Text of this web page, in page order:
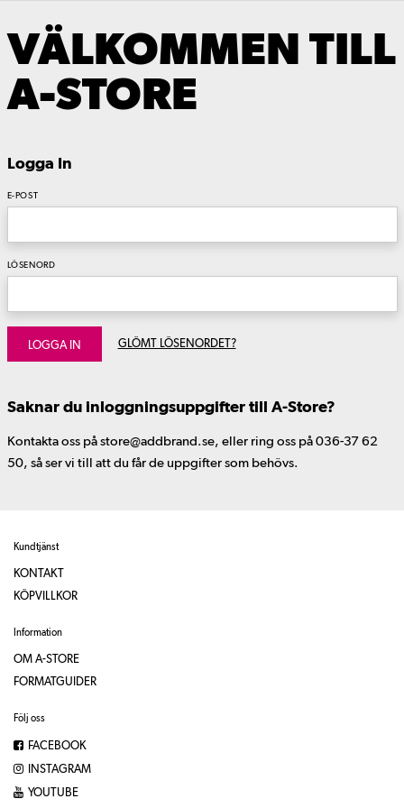
VÄLKOMMEN TILL
A-STORE
Logga In
E-POST
LÖSENORD
LOGGA IN GLÖMT LÖSENORDET?
Saknar du inloggningsuppgifter till A-Store?
Kontakta oss på store@addbrand.se, eller ring oss på 036-37 62
50, så ser vi till att du får de uppgifter som behövs.
Kundtjänst
KONTAKT
KÖPVILLKOR
Information
OM A-STORE
FORMATGUIDER
Följ oss
FACEBOOK
INSTAGRAM
YOUTUBE